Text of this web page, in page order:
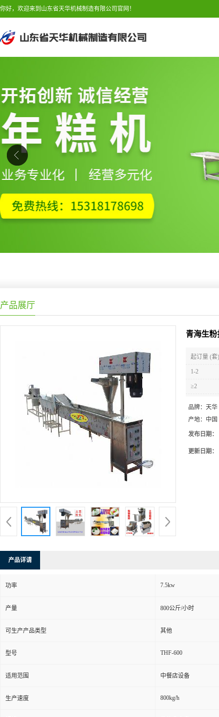
你好，欢迎来到山东省天华机械制造有限公司官网！
产品展厅
青海生
起订量 (套)
1-2
≥2
品牌： 天华
产地： 中国
发布日期：
更新日期：
产品详请
功率 7.5kw
产量 800公斤/小时
可生产产品类型 其他
型号 THF-600
适用范围 中餐店设备
生产速度 800kg/h